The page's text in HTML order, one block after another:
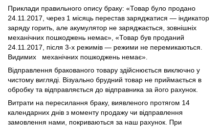
Приклади правильного опису браку: «Товар було продано
24.11.2017, через 1 місяць перестав заряджатися — індикатор
заряду горить, але акумулятор не заряджається, зовнішніх
механічних пошкоджень немає», «Товар був проданий
24.11.2017, після 3-х режимів — режими не перемикаються.
Видимих механічних пошкоджень немає».
Відправлення бракованого товару здійснюється виключно у
чистому вигляді. Візуально брудний товар не приймається в
обробку та відправляється до відправника за його рахунок.
Витрати на пересилання браку, виявленого протягом 14
календарних днів з моменту продажу чи відправлення
замовлення нами, покриваються за наш рахунок. При